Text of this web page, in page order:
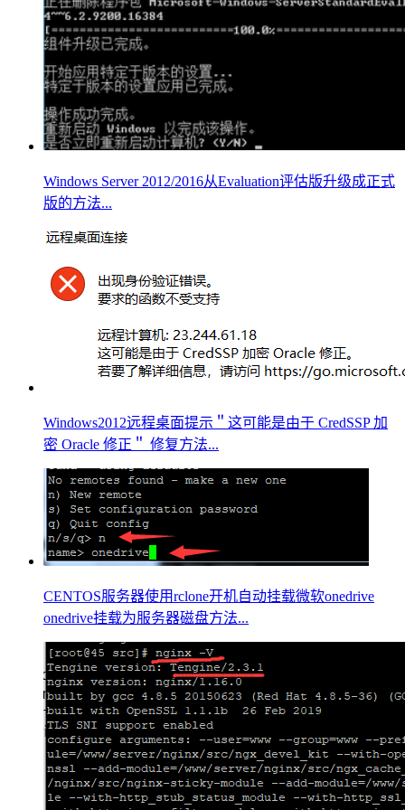
Windows Server 2012/2016从Evaluation评估版升级成正式
版的方法...
Windows2012远程桌面提示＂这可能是由于 CredSSP 加
密 Oracle 修正＂ 修复方法...
CENTOS服务器使用rclone开机自动挂载微软onedrive
onedrive挂载为服务器磁盘方法...